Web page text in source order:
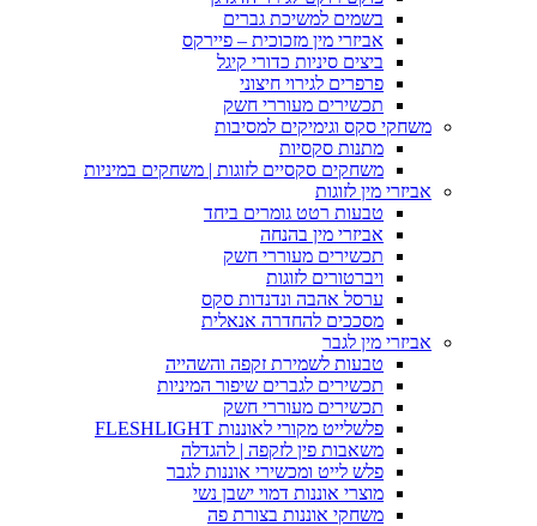
בשמים למשיכת גברים
אביזרי מין מזכוכית – פיירקס
ביצים סיניות כדורי קיגל
פרפרים לגירוי חיצוני
תכשירים מעוררי חשק
משחקי סקס וגימיקים למסיבות
מתנות סקסיות
משחקים סקסיים לזוגות | משחקים במיניות
אביזרי מין לזוגות
טבעות רטט גומרים ביחד
אביזרי מין בהנחה
תכשירים מעוררי חשק
ויברטורים לזוגות
ערסל אהבה ונדנדות סקס
מסככים להחדרה אנאלית
אביזרי מין לגבר
טבעות לשמירת זקפה והשהייה
תכשירים לגברים שיפור המיניות
תכשירים מעוררי חשק
פלשלייט מקורי לאוננות FLESHLIGHT
משאבות פין לזקפה | להגדלה
פלש לייט ומכשירי אוננות לגבר
מוצרי אוננות דמוי ישבן נשי
משחקי אוננות בצורת פה